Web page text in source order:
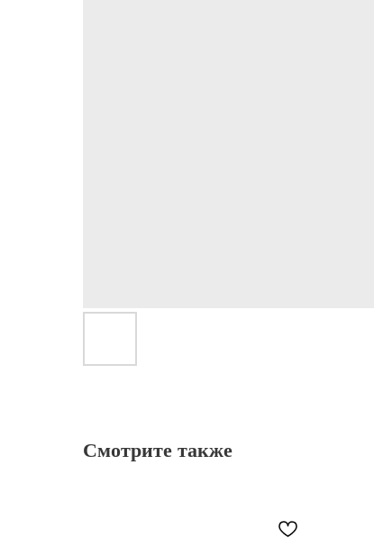
Смотрите также